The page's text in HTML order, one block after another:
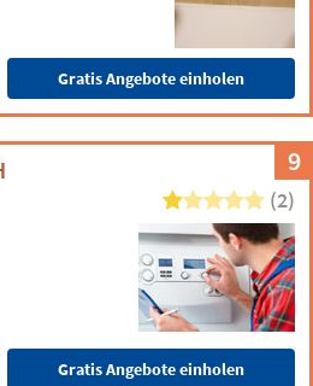
Gratis Angebote einholen
9
(2)
Gratis Angebote einholen